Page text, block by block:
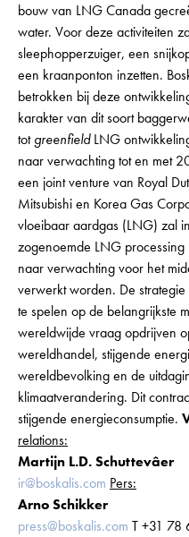
bouw van LNG Canada
water. Voor deze activiteiten
sleephopperzuiger, een
een kraanponton inzetten.
betrokken bij deze
karakter van dit soort
totgreenfieldLNG
naar verwachting tot en met
een joint venture van Royal
Mitsubishi en Korea Gas
vloeibaar aardgas (LNG) zal
zogenoemde LNG
naar verwachting voor het
verwerkt worden. De
te spelen op de belangrijkste
wereldwijde vraag opdrijven
wereldhandel, stijgende
wereldbevolking en de
klimaatverandering. Dit
stijgende energieconsumptie.
relations:
Martijn L.D. Schuttevâer
ir@boskalis.com Pers:
Arno Schikker
press@boskalis.com T +31 78